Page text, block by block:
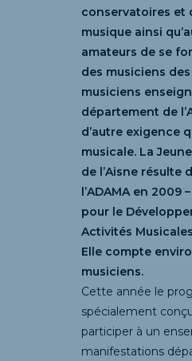
conservatoires et
musique ainsi
amateurs de se
des musiciens
musiciens
département de
d’autre exigence
musicale. La
de l’Aisne résulte
l’ADAMA en 2009
pour le
Activités
Elle compte
musiciens.
Cette année le
spécialement
participer à un
manifestations